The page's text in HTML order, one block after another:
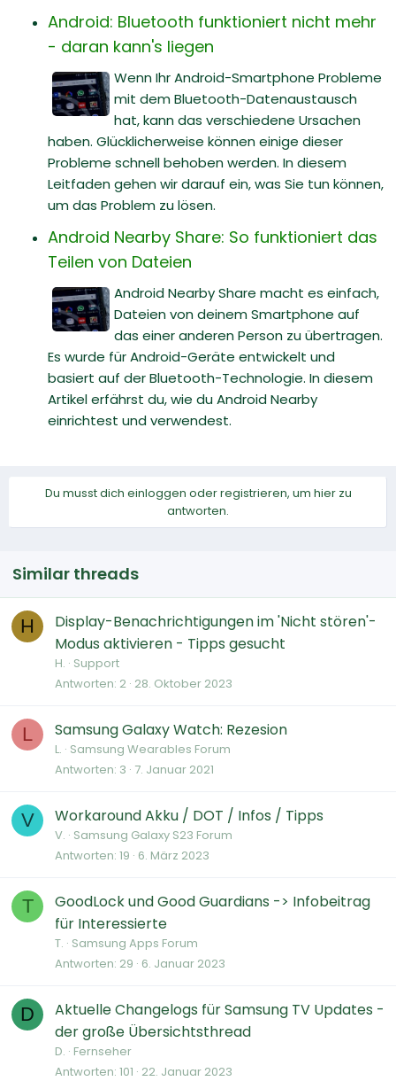
Android: Bluetooth funktioniert nicht mehr
- daran kann's liegen
Wenn Ihr Android-Smartphone Probleme
mit dem Bluetooth-Datenaustausch
hat, kann das verschiedene Ursachen
haben. Glücklicherweise können einige dieser
Probleme schnell behoben werden. In diesem
Leitfaden gehen wir darauf ein, was Sie tun können,
um das Problem zu lösen.
Android Nearby Share: So funktioniert das
Teilen von Dateien
Android Nearby Share macht es einfach,
Dateien von deinem Smartphone auf
das einer anderen Person zu übertragen.
Es wurde für Android-Geräte entwickelt und
basiert auf der Bluetooth-Technologie. In diesem
Artikel erfährst du, wie du Android Nearby
einrichtest und verwendest.
Du musst dich einloggen oder registrieren, um hier zu
antworten.
Similar threads
H
Display-Benachrichtigungen im 'Nicht stören'-
Modus aktivieren - Tipps gesucht
H. Support
Antworten 2 28. Oktober 2023
L Samsung Galaxy Watch: Rezesion
L. Samsung Wearables Forum
Antworten 3 7. Januar 2021
V Workaround Akku / DOT / Infos / Tipps
V. Samsung Galaxy S23 Forum
Antworten 19 6. März 2023
T
GoodLock und Good Guardians -> Infobeitrag
für Interessierte
T. Samsung Apps Forum
Antworten 29 6. Januar 2023
D
Aktuelle Changelogs für Samsung TV Updates -
der große Übersichtsthread
D. Fernseher
Antworten 101 22. Januar 2023